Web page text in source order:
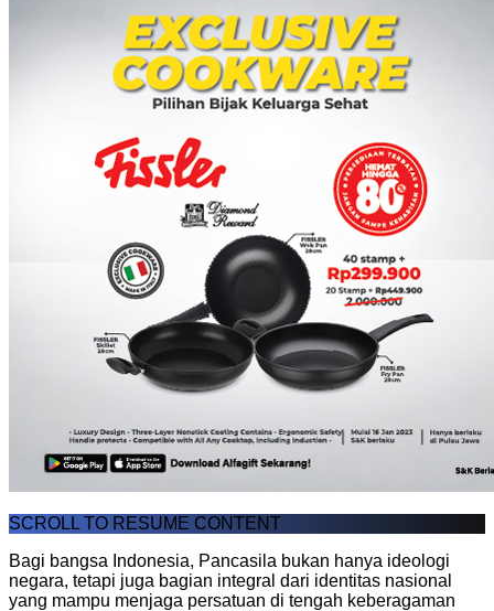
SCROLL TO RESUME CONTENT
Bagi bangsa Indonesia, Pancasila bukan hanya ideologi
negara, tetapi juga bagian integral dari identitas nasional
yang mampu menjaga persatuan di tengah keberagaman